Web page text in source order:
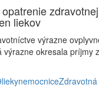
liekov
výrazne
výrazne okresala príjmy
liekynemocnice